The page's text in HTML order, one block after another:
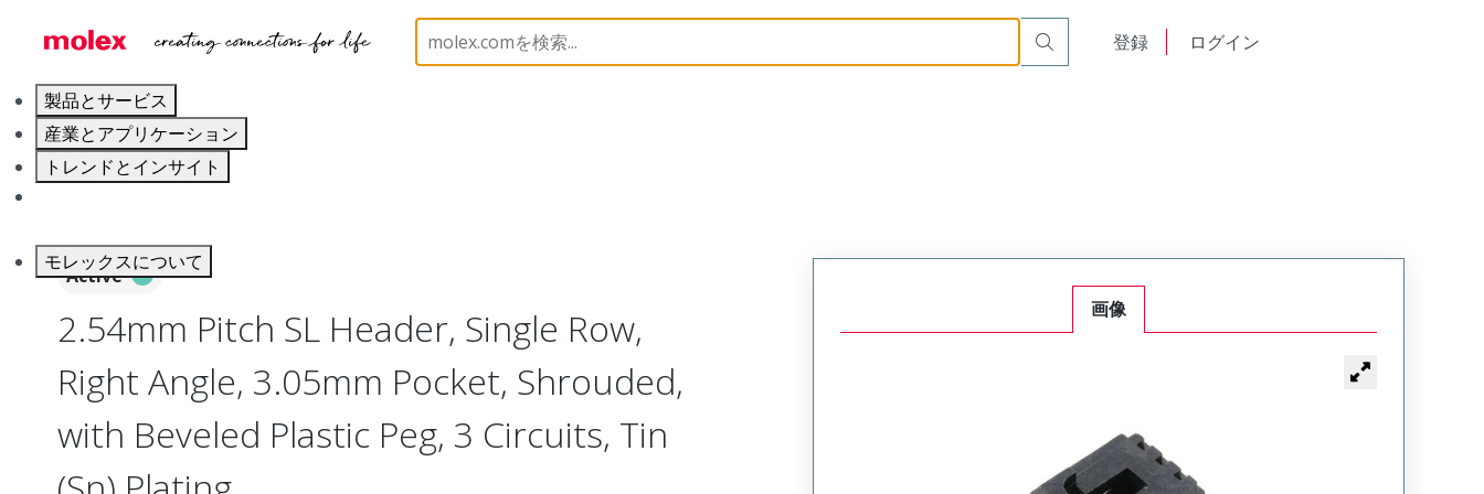
登録 ログイン
製品とサービス
産業とアプリケーション
トレンドとインサイト
モレックスについて
PCB / Wire Connectors PCB Headers and Receptacles 70551 705510002
Active
2.54mm Pitch SL Header, Single Row,
Right Angle, 3.05mm Pocket, Shrouded,
with Beveled Plastic Peg, 3 Circuits, Tin
画像